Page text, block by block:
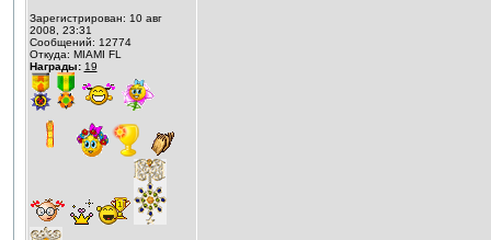
Зарегистрирован: 10 авг
2008, 23:31
Сообщений: 12774
Откуда: MIAMI FL
Награды: 19